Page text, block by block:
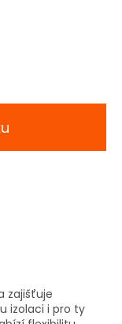
zajišťuje
izolaci i pro ty